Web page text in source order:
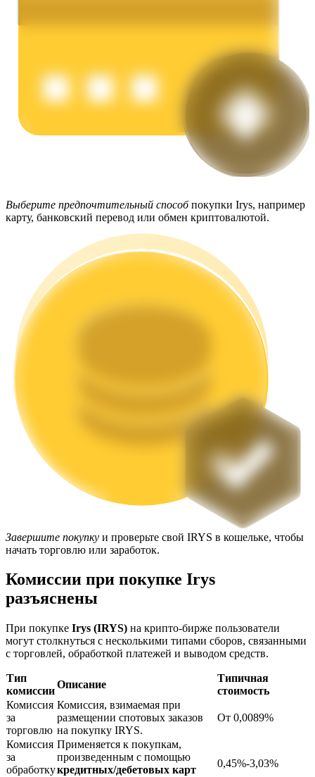
Силовая свинья
Получайте конкурентные награды ежедневно
Стейкинг
Высокая прибыль и мгновенный доступ
Гибкая ставка для заработка популярных токенов
Блокировки BTR
Эксклюзивные инвестиции для владельцев BTR
Кредиты
Сервис заимствований, обеспеченных криптовалютой
Выберите предпочтительный способпокупки Irys, например
карту, банковский перевод или обмен криптовалютой.
Завершите покупку и проверьте свой IRYS в кошельке, чтобы
начать торговлю или заработок.
Комиссии при покупке Irys
разъяснены
При покупке Irys (IRYS) на крипто-бирже пользователи
могут столкнуться с несколькими типами сборов, связанными
с торговлей, обработкой платежей и выводом средств.
Тип
комиссии
Описание
Типичная
стоимость
Комиссия
за
торговлю
Комиссия, взимаемая при
размещении спотовых заказов
на покупку IRYS.
От 0,0089%
Комиссия
за
обработку
Применяется к покупкам,
произведенным с помощью
кредитных/дебетовых карт
0,45%-3,03%